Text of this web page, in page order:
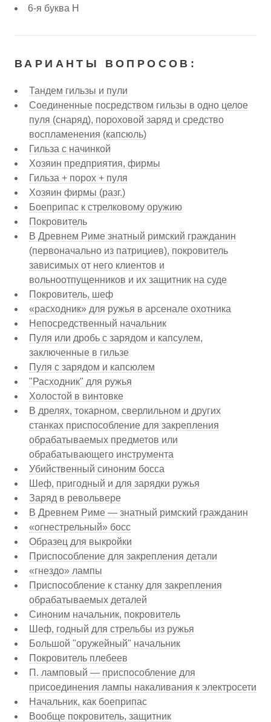
6-я буква Н
ВАРИАНТЫ ВОПРОСОВ:
Тандем гильзы и пули
Соединенные посредством гильзы в одно целое
пуля (снаряд), пороховой заряд и средство
воспламенения (капсюль)
Гильза с начинкой
Хозяин предприятия, фирмы
Гильза + порох + пуля
Хозяин фирмы (разг.)
Боеприпас к стрелковому оружию
Покровитель
В Древнем Риме знатный римский гражданин
(первоначально из патрициев), покровитель
зависимых от него клиентов и
вольноотпущенников и их защитник на суде
Покровитель, шеф
«расходник» для ружья в арсенале охотника
Непосредственный начальник
Пуля или дробь с зарядом и капсулем,
заключенные в гильзе
Пуля с зарядом и капсюлем
"Расходник" для ружья
Холостой в винтовке
В дрелях, токарном, сверлильном и других
станках приспособление для закрепления
обрабатываемых предметов или
обрабатывающего инструмента
Убийственный синоним босса
Шеф, пригодный и для зарядки ружья
Заряд в револьвере
В Древнем Риме — знатный римский гражданин
«огнестрельный» босс
Образец для выкройки
Приспособление для закрепления детали
«гнездо» лампы
Приспособление к станку для закрепления
обрабатываемых деталей
Синоним начальник, покровитель
Шеф, годный для стрельбы из ружья
Большой "оружейный" начальник
Покровитель плебеев
П. ламповый — приспособление для
присоединения лампы накаливания к электросети
Начальник, как боеприпас
Вообще покровитель, защитник